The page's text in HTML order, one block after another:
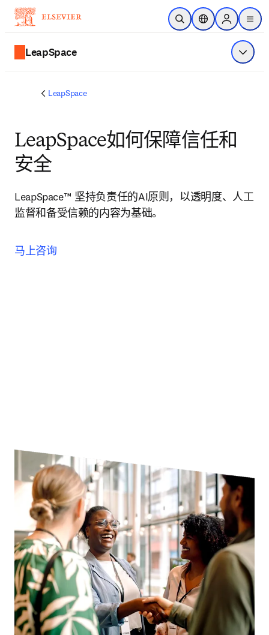
跳转到主内容
开放搜索位置选择器Sign in to
menu
LeapSpace 显示菜
LeapSpace
LeapSpace如何保障信任和
安全
LeapSpace™ 坚持负责任的AI原则，以透明度、人工
监督和备受信赖的内容为基础。
马上咨询